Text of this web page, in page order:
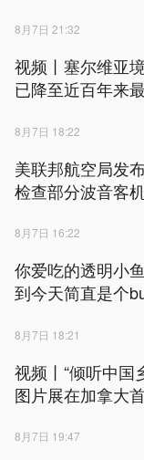
8月7日 21:32
视频丨塞尔维亚
已降至近百年来
8月7日 18:22
美联邦航空局发
检查部分波音客
8月7日 16:22
你爱吃的透明小
到今天简直是个
8月7日 18:21
视频丨“倾听中国
图片展在加拿大
8月7日 19:47